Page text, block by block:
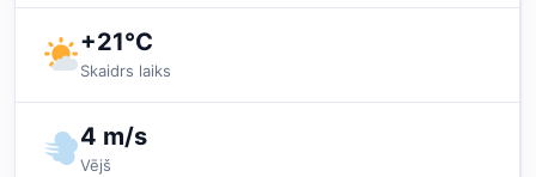
+21°C
Skaidrs laiks
4 m/s
Vējš